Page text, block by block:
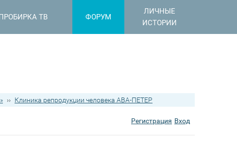
ТВ ФОРУМ
ЛИЧНЫЕ
ИСТОРИИ
›› Клиника репродукции человека АВА-ПЕТЕР
Регистрация Вход